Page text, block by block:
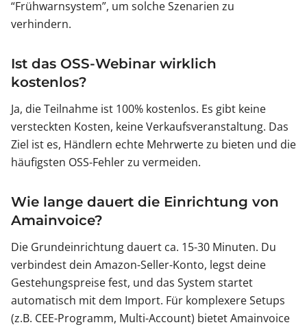
“Frühwarnsystem”, um solche Szenarien zu
verhindern.
Ist das OSS-Webinar wirklich
kostenlos?
Ja, die Teilnahme ist 100% kostenlos. Es gibt keine
versteckten Kosten, keine Verkaufsveranstaltung. Das
Ziel ist es, Händlern echte Mehrwerte zu bieten und die
häufigsten OSS-Fehler zu vermeiden.
Wie lange dauert die Einrichtung von
Amainvoice?
Die Grundeinrichtung dauert ca. 15-30 Minuten. Du
verbindest dein Amazon-Seller-Konto, legst deine
Gestehungspreise fest, und das System startet
automatisch mit dem Import. Für komplexere Setups
(z.B. CEE-Programm, Multi-Account) bietet Amainvoice